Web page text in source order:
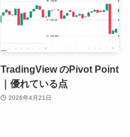
TradingView のPivot Point
｜優れている点
2026年4月21日